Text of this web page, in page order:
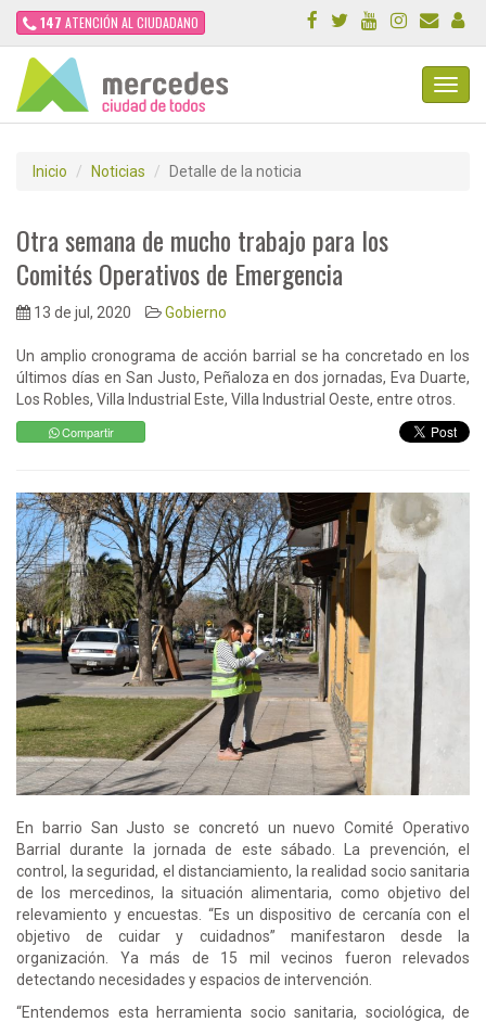
147 ATENCIÓN AL CIUDADANO
Inicio Noticias Detalle de la noticia
Otra semana de mucho trabajo para los
Comités Operativos de Emergencia
13 de jul, 2020 Gobierno
Un amplio cronograma de acción barrial se ha concretado en los
últimos días en San Justo, Peñaloza en dos jornadas, Eva Duarte,
Los Robles, Villa Industrial Este, Villa Industrial Oeste, entre otros.
Compartir
En barrio San Justo se concretó un nuevo Comité Operativo
Barrial durante la jornada de este sábado. La prevención, el
control, la seguridad, el distanciamiento, la realidad socio sanitaria
de los mercedinos, la situación alimentaria, como objetivo del
relevamiento y encuestas. “Es un dispositivo de cercanía con el
objetivo de cuidar y cuidadnos” manifestaron desde la
organización. Ya más de 15 mil vecinos fueron relevados
detectando necesidades y espacios de intervención.
“Entendemos esta herramienta socio sanitaria, sociológica, de